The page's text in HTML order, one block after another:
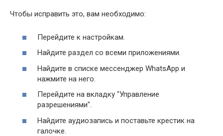
Чтобы исправить это, вам необходимо:
Перейдите к настройкам.
Найдите раздел со всеми приложениями.
Найдите в списке мессенджер WhatsApp и
нажмите на него.
Перейдите на вкладку "Управление
разрешениями".
Найдите аудиозапись и поставьте крестик на
галочке.